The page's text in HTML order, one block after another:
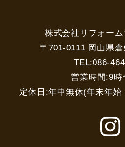
株式会社リフォー
〒701-0111 岡山県
TEL:086-
営業時間:9時
定休日:年中無休(年末年始